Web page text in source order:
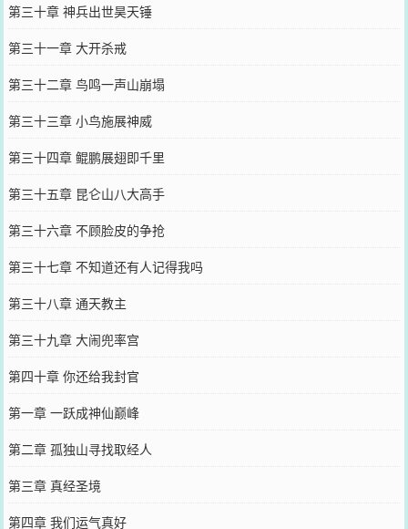
第三十章 神兵出世昊天锤
第三十一章 大开杀戒
第三十二章 鸟鸣一声山崩塌
第三十三章 小鸟施展神威
第三十四章 鲲鹏展翅即千里
第三十五章 昆仑山八大高手
第三十六章 不顾脸皮的争抢
第三十七章 不知道还有人记得我吗
第三十八章 通天教主
第三十九章 大闹兜率宫
第四十章 你还给我封官
第一章 一跃成神仙巅峰
第二章 孤独山寻找取经人
第三章 真经圣境
第四章 我们运气真好